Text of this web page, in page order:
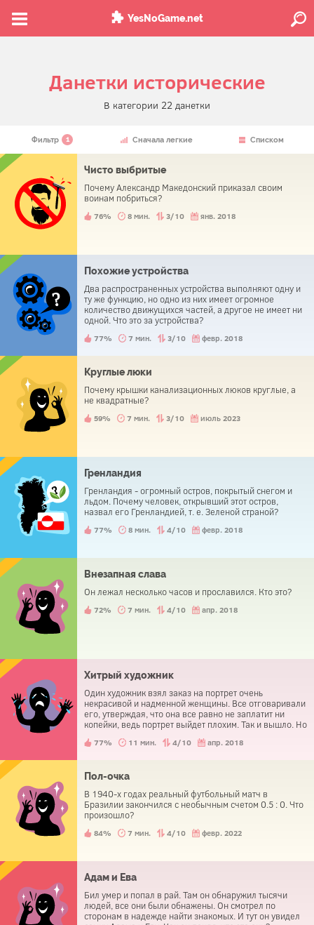
YesNoGame.net
Данетки исторические
В категории 22 данетки
Фильтр 1 Сначала легкие Списком
Чисто выбритые
Почему Александр Македонский приказал своим
воинам побриться?
76% 8 мин. 3/10 янв. 2018
Похожие устройства
Два распространенных устройства выполняют одну и
ту же функцию, но одно из них имеет огромное
количество движущихся частей, а другое не имеет ни
одной. Что это за устройства?
77% 7 мин. 3/10 февр. 2018
Круглые люки
Почему крышки канализационных люков круглые, а
не квадратные?
59% 7 мин. 3/10 июль 2023
Гренландия
Гренландия - огромный остров, покрытый снегом и
льдом. Почему человек, открывший этот остров,
назвал его Гренландией, т. е. Зеленой страной?
77% 8 мин. 4/10 февр. 2018
Внезапная слава
Он лежал несколько часов и прославился. Кто это?
72% 7 мин. 4/10 апр. 2018
Хитрый художник
Один художник взял заказ на портрет очень
некрасивой и надменной женщины. Все отговаривали
его, утверждая, что она все равно не заплатит ни
копейки, ведь портрет выйдет плохим. Так и вышло. Но
художника продать ей портрет. Почему?
77% 11 мин. 4/10 апр. 2018
Пол-очка
В 1940-х годах реальный футбольный матч в
Бразилии закончился с необычным счетом 0.5 : 0. Что
произошло?
84% 7 мин. 4/10 февр. 2022
Адам и Ева
Бил умер и попал в рай. Там он обнаружил тысячи
людей, все они были обнажены. Он смотрел по
сторонам в надежде найти знакомых. И тут он увидел